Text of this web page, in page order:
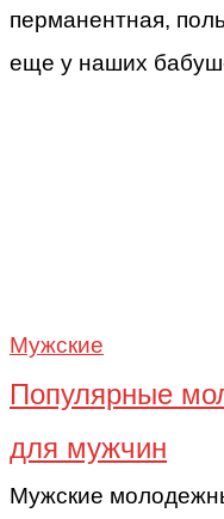
перманентная,
еще у наших
Мужские
Популярные
для мужчин
Мужские